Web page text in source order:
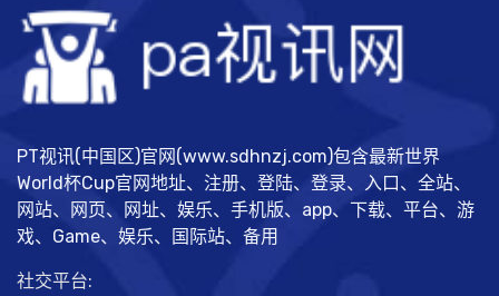
PT视讯(中国区)官网(www.sdhnzj.com)包含最新世界
World杯Cup官网地址、注册、登陆、登录、入口、全站、
网站、网页、网址、娱乐、手机版、app、下载、平台、游
戏、Game、娱乐、国际站、备用
社交平台: